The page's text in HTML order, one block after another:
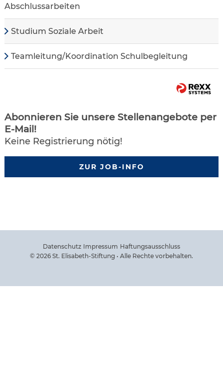
Abschlussarbeiten
Studium Soziale Arbeit
Teamleitung/Koordination Schulbegleitung
Abonnieren Sie unsere Stellenangebote per
E-Mail!
Keine Registrierung nötig!
ZUR JOB-INFO
Datenschutz Impressum Haftungsausschluss
© 2026 St. Elisabeth-Stiftung • Alle Rechte vorbehalten.